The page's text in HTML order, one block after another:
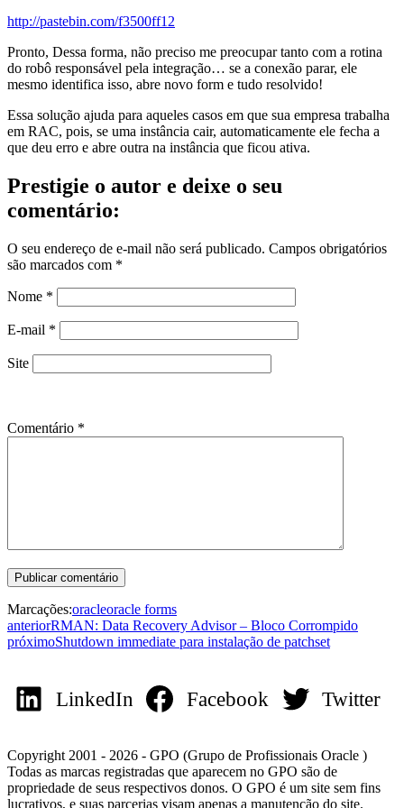
http://pastebin.com/f3500ff12
Pronto, Dessa forma, não preciso me preocupar tanto com a rotina
do robô responsável pela integração… se a conexão parar, ele
mesmo identifica isso, abre novo form e tudo resolvido!
Essa solução ajuda para aqueles casos em que sua empresa trabalha
em RAC, pois, se uma instância cair, automaticamente ele fecha a
que deu erro e abre outra na instância que ficou ativa.
Prestigie o autor e deixe o seu
comentário:
O seu endereço de e-mail não será publicado. Campos obrigatórios
são marcados com *
Nome *
E-mail *
Site
Comentário *
Marcações:oracleoracle forms
anteriorRMAN: Data Recovery Advisor – Bloco Corrompido
próximoShutdown immediate para instalação de patchset
LinkedIn Facebook Twitter
Copyright 2001 - 2026 - GPO (Grupo de Profissionais Oracle )
Todas as marcas registradas que aparecem no GPO são de
propriedade de seus respectivos donos. O GPO é um site sem fins
lucrativos, e suas parcerias visam apenas a manutenção do site.